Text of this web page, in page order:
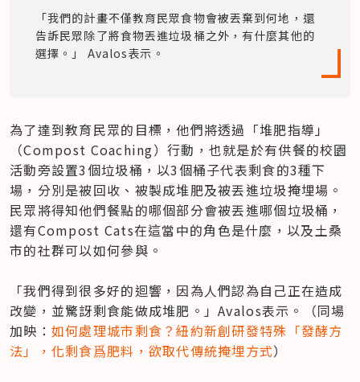
「我們的計畫不僅教育民眾食物會被丟棄到何地，還
告訴民眾除了將食物丟進垃圾桶之外，有什麼其他的
選擇。」 Avalos表示。
為了達到教育民眾的目標，他們將透過「堆肥指導」
（Compost Coaching）行動，也就是於有供餐的校園
活動旁設置3個垃圾桶，以3個桶子代表剩食的3種下
場，分別是被回收、被製成堆肥及被丟進垃圾掩埋場。
民眾將得知他們餐點的哪個部分會被丟進哪個垃圾桶，
還有Compost Cats在這當中的角色是什麼，以及土桑
市的社群可以如何參與。
「我們得到很多好的迴響，因為人們認為自己正在造成
改變，並驚訝剩食能做成堆肥。」Avalos表示。（同場
加映： 如何處理城市剩食？紐約新創研發特殊「發酵方
法」，化剩食爲肥料，欲取代傳統掩埋方式）